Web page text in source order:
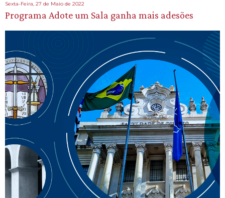
Sexta-Feira, 27 de Maio de 2022
Programa Adote um Sala ganha mais adesões